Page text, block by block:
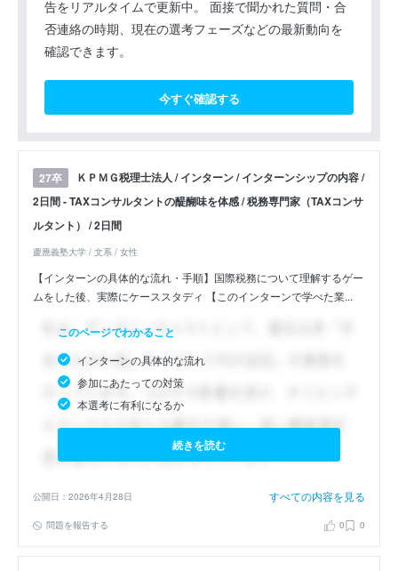
告をリアルタイムで更新中。 面接で聞かれた質問・合
否連絡の時期、現在の選考フェーズなどの最新動向を
確認できます。
今すぐ確認する
27卒
ＫＰＭＧ税理士法人 / インターン / インターンシップの内容 /
2日間 - TAXコンサルタントの醍醐味を体感 / 税務専門家（TAXコンサ
ルタント） / 2日間
慶應義塾大学 / 文系 / 女性
【インターンの具体的な流れ・手順】国際税務について理解するゲー
ムをした後、実際にケーススタディ 【このインターンで学べた業...
このページでわかること
インターンの具体的な流れ
参加にあたっての対策
本選考に有利になるか
続きを読む
公開日：2026年4月28日 すべての内容を見る
問題を報告する 0 0